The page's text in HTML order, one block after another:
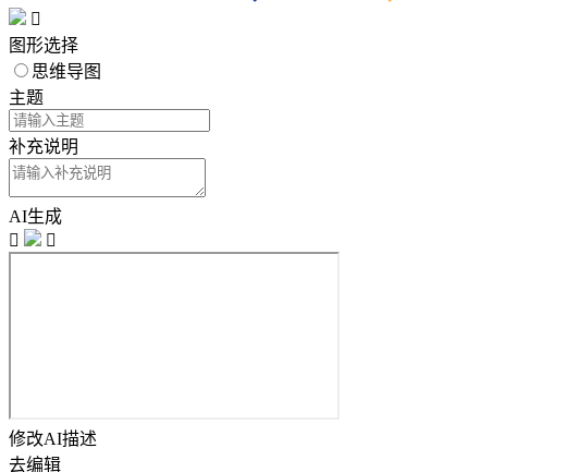

图形选择
思维导图
主题
补充说明
AI生成


修改AI描述
去编辑